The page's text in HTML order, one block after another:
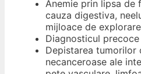
Anemie prin lipsa de
cauza digestiva,
mijloace de explorare
Diagnosticul
Depistarea tumorilor
necanceroase ale